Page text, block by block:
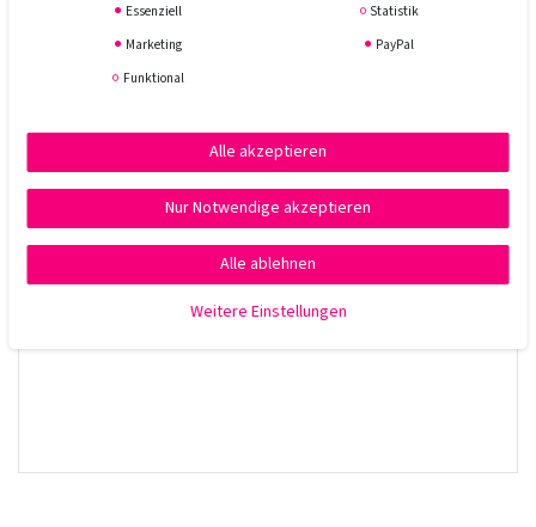
Intensivpflege – ideal für eine gezielte Haarbehandlung.
Eine Ampulle mit der
anschließend gründlich ausspülen.
Essenziell
Statistik
Marketing
PayPal
Funktional
Alle akzeptieren
Nur Notwendige akzeptieren
Alle ablehnen
Weitere Einstellungen